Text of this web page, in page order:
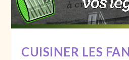
CUISINER LES